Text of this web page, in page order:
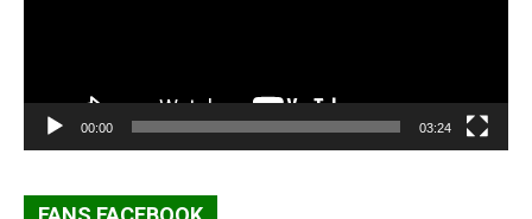
00:00 03:24